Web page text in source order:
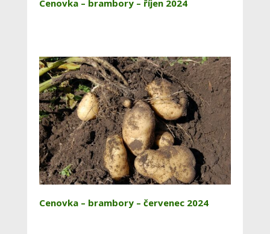
Cenovka – brambory – říjen 2024
Cenovka – brambory – červenec 2024